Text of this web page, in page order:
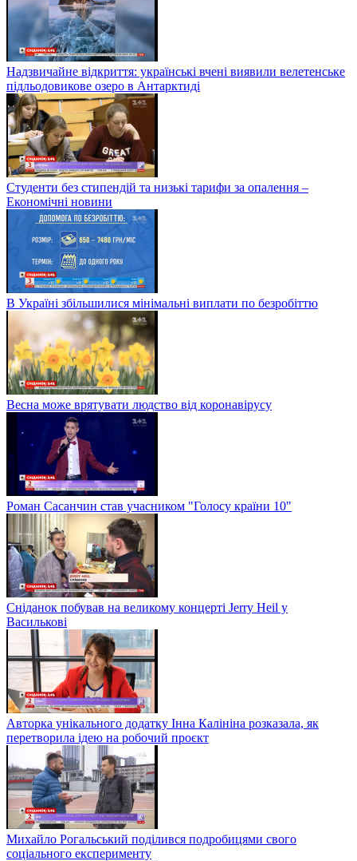
Надзвичайне відкриття: українські вчені виявили велетенське
підльодовикове озеро в Антарктиді
Студенти без стипендій та низькі тарифи за опалення –
Економічні новини
В Україні збільшилися мінімальні виплати по безробіттю
Весна може врятувати людство від коронавірусу
Роман Сасанчин став учасником "Голосу країни 10"
Сніданок побував на великому концерті Jerry Heil у
Василькові
Авторка унікального додатку Інна Калініна розказала, як
перетворила ідею на робочий проєкт
Михайло Рогальський поділився подробицями свого
соціального експерименту